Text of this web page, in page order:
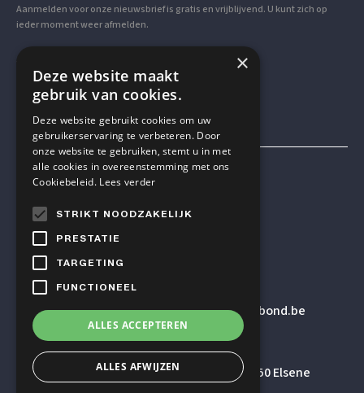
Aanmelden voor onze nieuwsbrief is gratis en vrijblijvend. U kunt zich op
ieder moment weer afmelden.
Mensen & Wetenschap VZW
E-MAILADRES
secretariaat@humanistischverbond.be
BEZOEKADRES
Pleinlaan 5 – 5de verdieping, 1050 Elsene
×
Deze website maakt
gebruik van cookies.
Deze website gebruikt cookies om uw
gebruikerservaring te verbeteren. Door
onze website te gebruiken, stemt u in met
alle cookies in overeenstemming met ons
Cookiebeleid. Lees verder
STRIKT NOODZAKELIJK
PRESTATIE
TARGETING
FUNCTIONEEL
ALLES ACCEPTEREN
ALLES AFWIJZEN